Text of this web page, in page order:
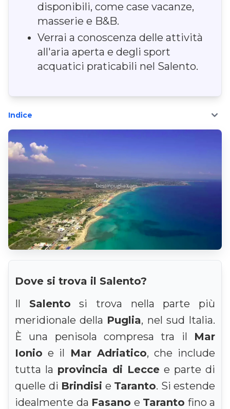
disponibili, come case vacanze,
masserie e B&B.
Verrai a conoscenza delle attività
all'aria aperta e degli sport
acquatici praticabili nel Salento.
Indice
Dove si trova il Salento?
Il Salento si trova nella parte più
meridionale della Puglia, nel sud Italia.
È una penisola compresa tra il Mar
Ionio e il Mar Adriatico, che include
tutta la provincia di Lecce e parte di
quelle di Brindisi e Taranto. Si estende
idealmente da Fasano e Taranto fino a